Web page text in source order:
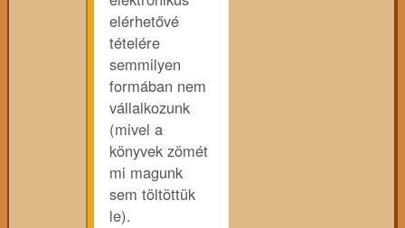
elérhetővé
tételére
semmilyen
formában nem
vállalkozunk
(mivel a
könyvek zömét
mi magunk
sem töltöttük
le).